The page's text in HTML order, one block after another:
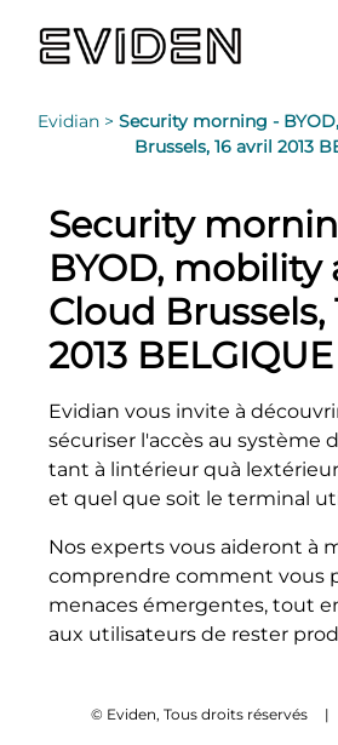
Evidian > Security morning -
Brussels, 16 avril 2013
Security
BYOD, mobility
Cloud Brussels,
2013 BELGIQUE
Evidian vous invite à
sécuriser l'accès au système
tant à lintérieur quà
et quel que soit le terminal
Nos experts vous aideront à
comprendre comment vous
menaces émergentes, tout
aux utilisateurs de rester
© Eviden, Tous droits réservés |